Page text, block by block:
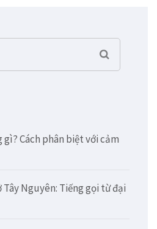
Cách phân biệt với cảm
Tây Nguyên: Tiếng gọi từ đại